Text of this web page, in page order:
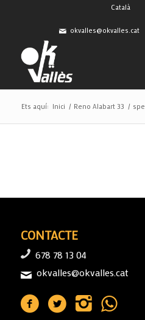
Català
okvalles@okvalles.cat
Ets aquí: Inici / Reno Alabart 33 /
CONTACTE
678 78 13 04
okvalles@okvalles.cat